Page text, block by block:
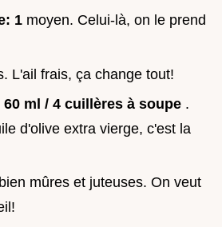
1 moyen. Celui-là, on le prend
L'ail frais, ça change tout!
60 ml / 4 cuillères à soupe .
d'olive extra vierge, c'est la
mûres et juteuses. On veut